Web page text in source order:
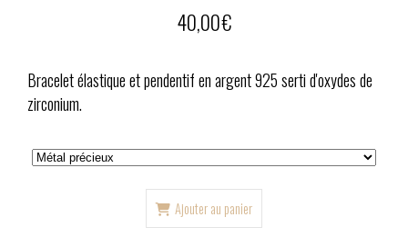
40,00€
Bracelet élastique et pendentif en argent 925 serti d'oxydes de
zirconium.
Ajouter au panier